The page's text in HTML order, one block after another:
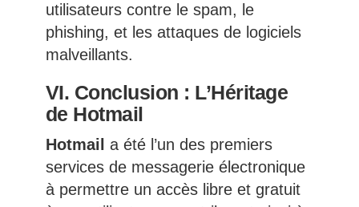
utilisateurs contre le spam, le
phishing, et les attaques de logiciels
malveillants.
VI. Conclusion : L’Héritage
de Hotmail
Hotmail a été l’un des premiers
services de messagerie électronique
à permettre un accès libre et gratuit